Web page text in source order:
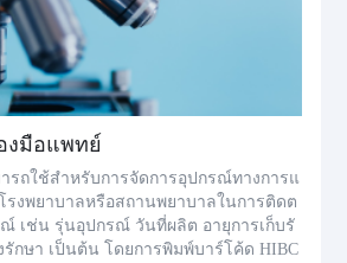
งมือแพทย์
รถใช้สำหรับการจัดการอุปกรณ์ทางการแ
รงพยาบาลหรือสถานพยาบาลในการติดต
เช่น รุ่นอุปกรณ์ วันที่ผลิต อายุการเก็บรั
กษา เป็นต้น โดยการพิมพ์บาร์โค้ด HIBC